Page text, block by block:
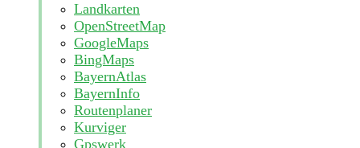
Landkarten
OpenStreetMap
GoogleMaps
BingMaps
BayernAtlas
BayernInfo
Routenplaner
Kurviger
Gpswerk